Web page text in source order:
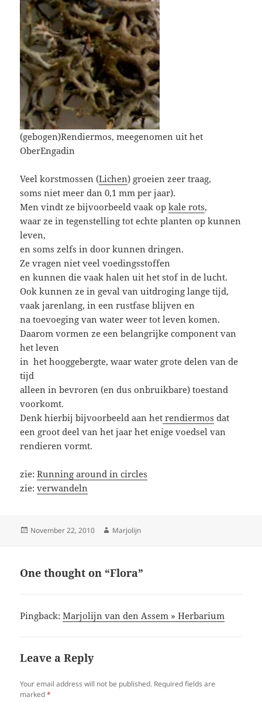
(gebogen)Rendiermos, meegenomen uit het
OberEngadin
Veel korstmossen (Lichen) groeien zeer traag,
soms niet meer dan 0,1 mm per jaar).
Men vindt ze bijvoorbeeld vaak opkale rots,
waar ze in tegenstelling tot echte planten op kunnen
leven,
en soms zelfs in door kunnen dringen.
Ze vragen niet veel voedingsstoffen
en kunnen die vaak halen uit het stof in de lucht.
Ook kunnen ze in geval van uitdroging lange tijd,
vaak jarenlang, in een rustfase blijven en
na toevoeging van water weer tot leven komen.
Daarom vormen ze een belangrijke component van
het leven
in het hooggebergte, waar water grote delen van de
tijd
alleen in bevroren (en dus onbruikbare) toestand
voorkomt.
Denk hierbij bijvoorbeeld aan het rendiermos dat
een groot deel van het jaar het enige voedsel van
rendieren vormt.
zie:Running around in circles
zie:verwandeln
Posted
November 22, 2010 Author
Marjolijn
One thought on “Flora”
Pingback:Marjolijn van den Assem » Herbarium
Leave a Reply
Your email address will not be published. Required fields are
marked*